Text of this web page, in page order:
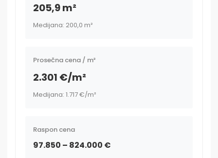
205,9 m²
Medijana: 200,0 m²
Prosečna cena / m²
2.301 €/m²
Medijana: 1.717 €/m²
Raspon cena
97.850 – 824.000 €